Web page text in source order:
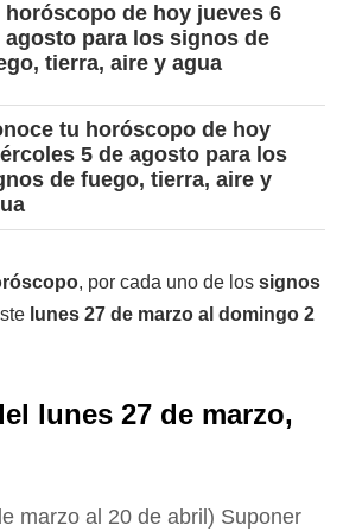
horóscopo de hoy jueves 6
agosto para los signos de
tierra, aire y agua
tu horóscopo de hoy
5 de agosto para los
de fuego, tierra, aire y
, por cada uno de los signos
lunes 27 de marzo al domingo 2
lunes 27 de marzo,
marzo al 20 de abril) Suponer